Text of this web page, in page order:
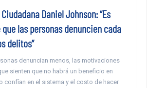
Daniel Johnson: “Es
las personas denuncien cada
delitos”
denuncian menos, las motivaciones
sienten que no habrá un beneficio en
confían en el sistema y el costo de hacer